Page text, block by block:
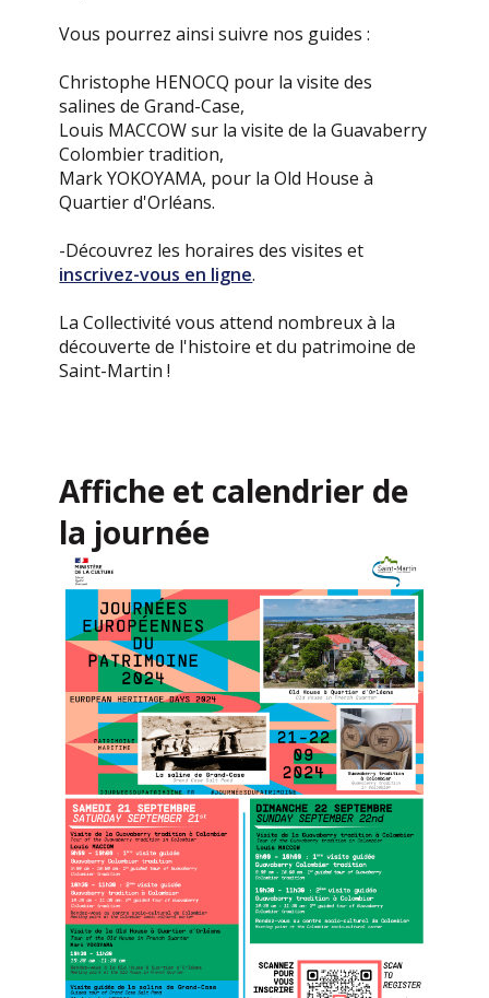
Vous pourrez ainsi suivre nos guides :
Christophe HENOCQ pour la visite des
salines de Grand-Case,
Louis MACCOW sur la visite de la Guavaberry
Colombier tradition,
Mark YOKOYAMA, pour la Old House à
Quartier d'Orléans.
-Découvrez les horaires des visites et
inscrivez-vous en ligne.
La Collectivité vous attend nombreux à la
découverte de l'histoire et du patrimoine de
Saint-Martin !
Affiche et calendrier de
la journée